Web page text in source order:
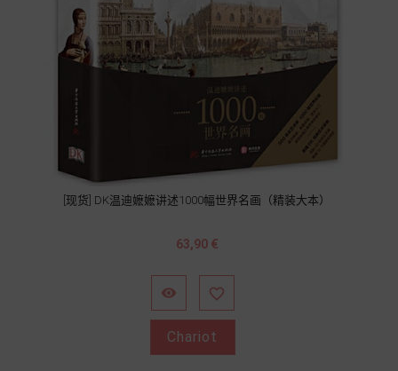
[现货] DK温迪嬷嬷讲述1000幅世界名画（精装大本）
Prix
63,90 €
 
Chariot